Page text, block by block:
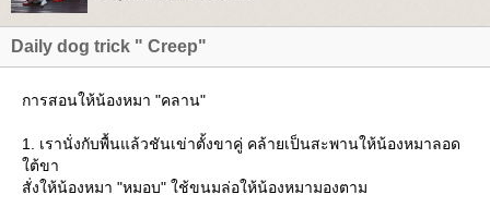
Daily dog trick " Creep"
การสอนให้น้องหมา "คลาน"
1. เรานั่งกับพื้นแล้วชันเข่าตั้งขาคู่ คล้ายเป็นสะพานให้น้องหมาลอด
ต้ขา
สั่งให้น้องหมา "หมอบ" ใช้ขนมล่อให้น้องหมามองตาม